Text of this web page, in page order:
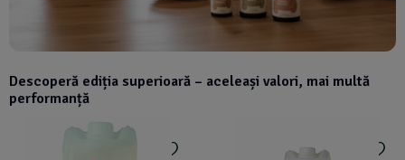
Descoperă ediția superioară – aceleași valori, mai multă
performanță